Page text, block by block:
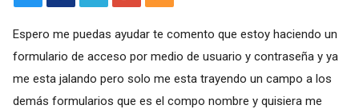
Espero me puedas ayudar te comento que estoy haciendo un
formulario de acceso por medio de usuario y contraseña y ya
me esta jalando pero solo me esta trayendo un campo a los
demás formularios que es el compo nombre y quisiera me